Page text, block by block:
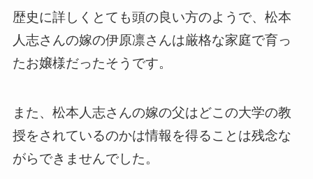
歴史に詳しくとても頭の良い方のようで、松本
人志さんの嫁の伊原凛さんは厳格な家庭で育っ
たお嬢様だったそうです。
また、松本人志さんの嫁の父はどこの大学の教
授をされているのかは情報を得ることは残念な
がらできませんでした。